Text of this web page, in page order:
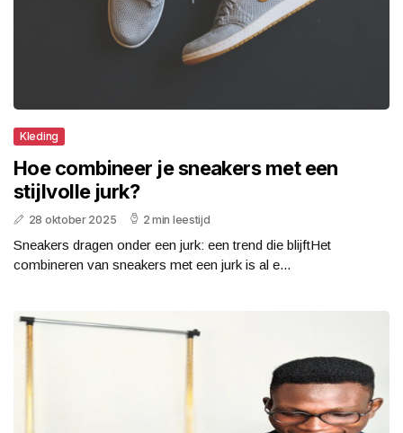
Kleding
Hoe combineer je sneakers met een
stijlvolle jurk?
28 oktober 2025 2 min leestijd
Sneakers dragen onder een jurk: een trend die blijftHet
combineren van sneakers met een jurk is al e...